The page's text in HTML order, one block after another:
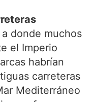
donde muchos
el Imperio
habrían
carreteras
Mediterráneo